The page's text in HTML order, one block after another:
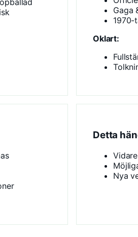
Gaga
1970-
Oklart:
Detta
Nya